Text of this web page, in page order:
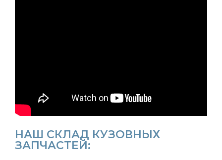
НАШ СКЛАД КУЗОВНЫХ
ЗАПЧАСТЕЙ: